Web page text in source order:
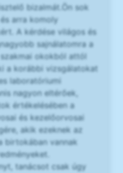
bizalmát.Ön sok
arra komoly
A kérdése világos és
sajnálatomra a
okokból attól
a korábbi vizsgálatokat
laboratóriumi
nagyon eltérőek,
értékelésében a
és kezelőorvosai
akik ezeknek az
birtokában vannak
tanácsot csak úgy